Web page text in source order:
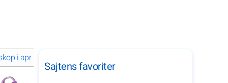
i april 2028 för ditt stjärntecken
Sajtens favoriter